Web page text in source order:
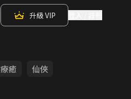
升級 VIP
療癒
仙俠